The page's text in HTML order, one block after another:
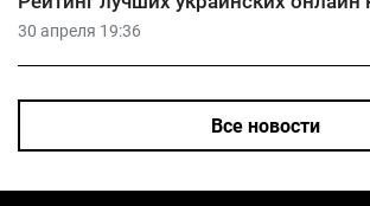
30 апреля 19:36
Все новости